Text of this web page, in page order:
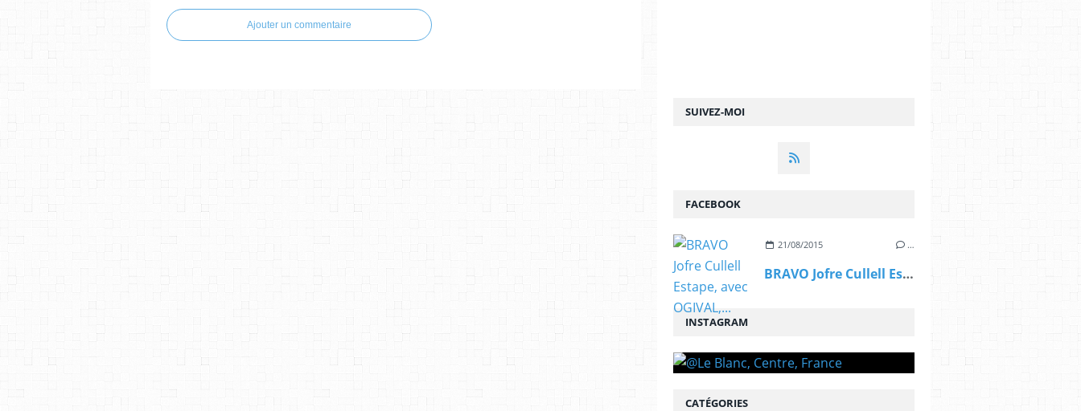
Ajouter un commentaire
SUIVEZ-MOI
FACEBOOK
21/08/2015 …
BRAVO Jofre Cullell Estape, avec OGIVAL,...
INSTAGRAM
CATÉGORIES